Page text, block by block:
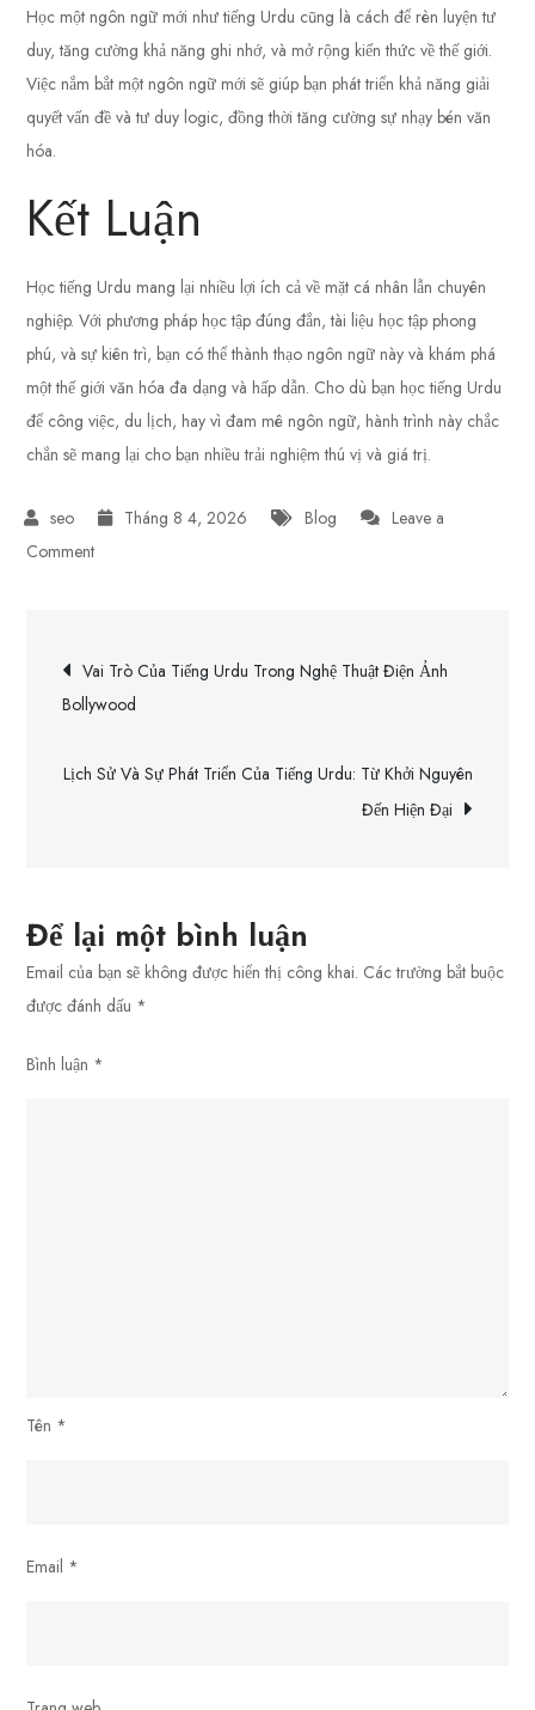
Học một ngôn ngữ mới như tiếng Urdu cũng là cách để rèn luyện tư
duy, tăng cường khả năng ghi nhớ, và mở rộng kiến thức về thế giới.
Việc nắm bắt một ngôn ngữ mới sẽ giúp bạn phát triển khả năng giải
quyết vấn đề và tư duy logic, đồng thời tăng cường sự nhạy bén văn
hóa.
Kết Luận
Học tiếng Urdu mang lại nhiều lợi ích cả về mặt cá nhân lẫn chuyên
nghiệp. Với phương pháp học tập đúng đắn, tài liệu học tập phong
phú, và sự kiên trì, bạn có thể thành thạo ngôn ngữ này và khám phá
một thế giới văn hóa đa dạng và hấp dẫn. Cho dù bạn học tiếng Urdu
để công việc, du lịch, hay vì đam mê ngôn ngữ, hành trình này chắc
chắn sẽ mang lại cho bạn nhiều trải nghiệm thú vị và giá trị.
Tháng 8 4, 2026 Blog
Leave a
Commenton
Phương
Pháp,
Liệu
Lợi
Ích
Của
Việc
Biết
Điều
hướng
bài
Vai Trò Của Tiếng Urdu Trong Nghệ Thuật Điện Ảnh
Bollywood
Lịch Sử Và Sự Phát Triển Của Tiếng Urdu: Từ Khởi Nguyên
Đến Hiện Đại
Để lại một bình luận
Email của bạn sẽ không được hiển thị công khai. Các trường bắt buộc
được đánh dấu *
Bình luận *
Tên *
Email *